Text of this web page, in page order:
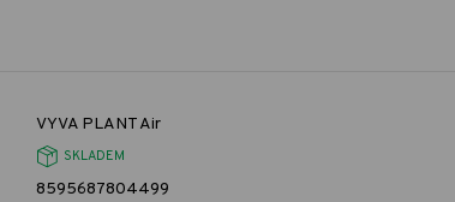
VYVA PLANT Air
SKLADEM
8595687804499